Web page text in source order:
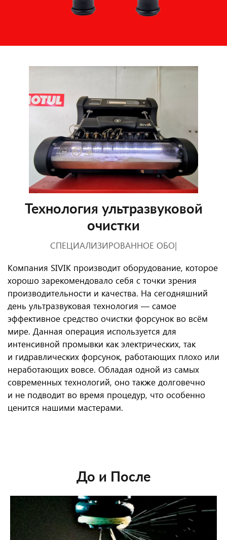
Технология ультразвуковой
очистки
СПЕЦИАЛИЗИРОВАННОЕ ОБОРУДОВАНИЕ SIVIK
Компания SIVIK производит оборудование, которое
хорошо зарекомендовало себя с точки зрения
производительности и качества. На сегодняшний
день ультразвуковая технология — самое
эффективное средство очистки форсунок во всём
мире. Данная операция используется для
интенсивной промывки как электрических, так
и гидравлических форсунок, работающих плохо или
неработающих вовсе. Обладая одной из самых
современных технологий, оно также долговечно
и не подводит во время процедур, что особенно
ценится нашими мастерами.
До и После